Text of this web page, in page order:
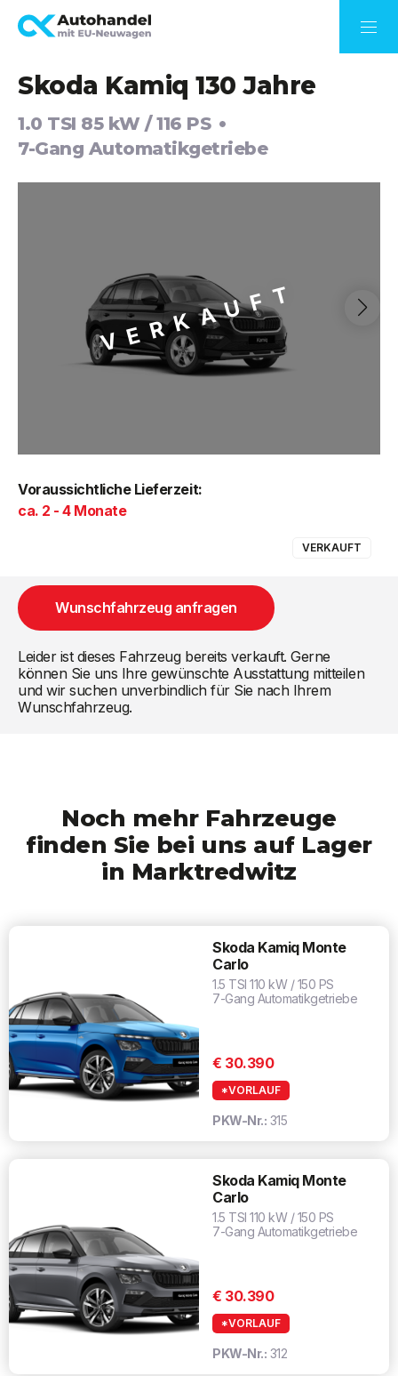
Skoda Kamiq 130 Jahre
1.0 TSI 85 kW / 116 PS
7-Gang Automatikgetriebe
VERKAUFT
Voraussichtliche Lieferzeit:
ca. 2 - 4 Monate
VERKAUFT
Wunschfahrzeug anfragen
Leider ist dieses Fahrzeug bereits verkauft. Gerne
können Sie uns Ihre gewünschte Ausstattung mitteilen
und wir suchen unverbindlich für Sie nach Ihrem
Wunschfahrzeug.
Noch mehr Fahrzeuge
finden Sie bei uns auf Lager
in Marktredwitz
Skoda Kamiq Monte
Carlo
1.5 TSI 110 kW / 150 PS
7-Gang Automatikgetriebe
€ 30.390
*VORLAUF
PKW-Nr.: 315
Skoda Kamiq Monte
Carlo
1.5 TSI 110 kW / 150 PS
7-Gang Automatikgetriebe
€ 30.390
*VORLAUF
PKW-Nr.: 312